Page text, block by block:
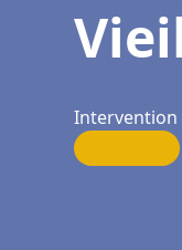
Intervention